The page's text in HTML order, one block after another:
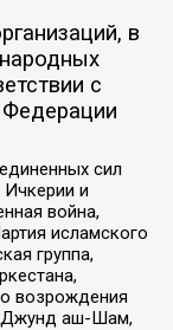
в
с
сил
и
война,
исламского
группа,
возрождения
Джунд аш-Шам,